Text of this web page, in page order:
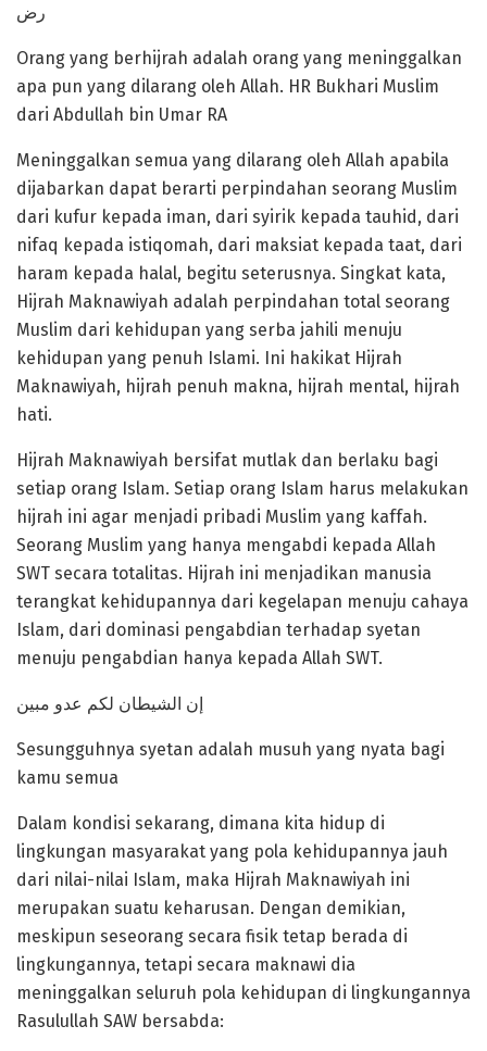
رض
Orang yang berhijrah adalah orang yang meninggalkan
apa pun yang dilarang oleh Allah. HR Bukhari Muslim
dari Abdullah bin Umar RA
Meninggalkan semua yang dilarang oleh Allah apabila
dijabarkan dapat berarti perpindahan seorang Muslim
dari kufur kepada iman, dari syirik kepada tauhid, dari
nifaq kepada istiqomah, dari maksiat kepada taat, dari
haram kepada halal, begitu seterusnya. Singkat kata,
Hijrah Maknawiyah adalah perpindahan total seorang
Muslim dari kehidupan yang serba jahili menuju
kehidupan yang penuh Islami. Ini hakikat Hijrah
Maknawiyah, hijrah penuh makna, hijrah mental, hijrah
hati.
Hijrah Maknawiyah bersifat mutlak dan berlaku bagi
setiap orang Islam. Setiap orang Islam harus melakukan
hijrah ini agar menjadi pribadi Muslim yang kaffah.
Seorang Muslim yang hanya mengabdi kepada Allah
SWT secara totalitas. Hijrah ini menjadikan manusia
terangkat kehidupannya dari kegelapan menuju cahaya
Islam, dari dominasi pengabdian terhadap syetan
menuju pengabdian hanya kepada Allah SWT.
إن الشيطان لكم عدو مبين
Sesungguhnya syetan adalah musuh yang nyata bagi
kamu semua
Dalam kondisi sekarang, dimana kita hidup di
lingkungan masyarakat yang pola kehidupannya jauh
dari nilai-nilai Islam, maka Hijrah Maknawiyah ini
merupakan suatu keharusan. Dengan demikian,
meskipun seseorang secara fisik tetap berada di
lingkungannya, tetapi secara maknawi dia
meninggalkan seluruh pola kehidupan di lingkungannya
Rasulullah SAW bersabda: